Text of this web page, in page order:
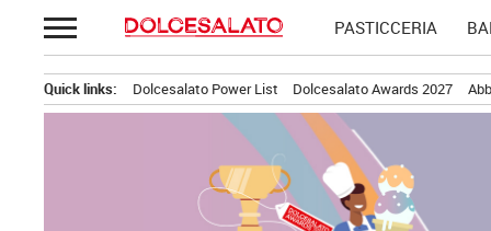
Passa
al
PASTICCERIA
Quick links: Dolcesalato Power List Dolcesalato Awards 2027